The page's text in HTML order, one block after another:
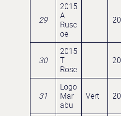
29
2015
A
Rusc
oe
30
2015
T
Rose
31
Logo
Mar
abu
Vert